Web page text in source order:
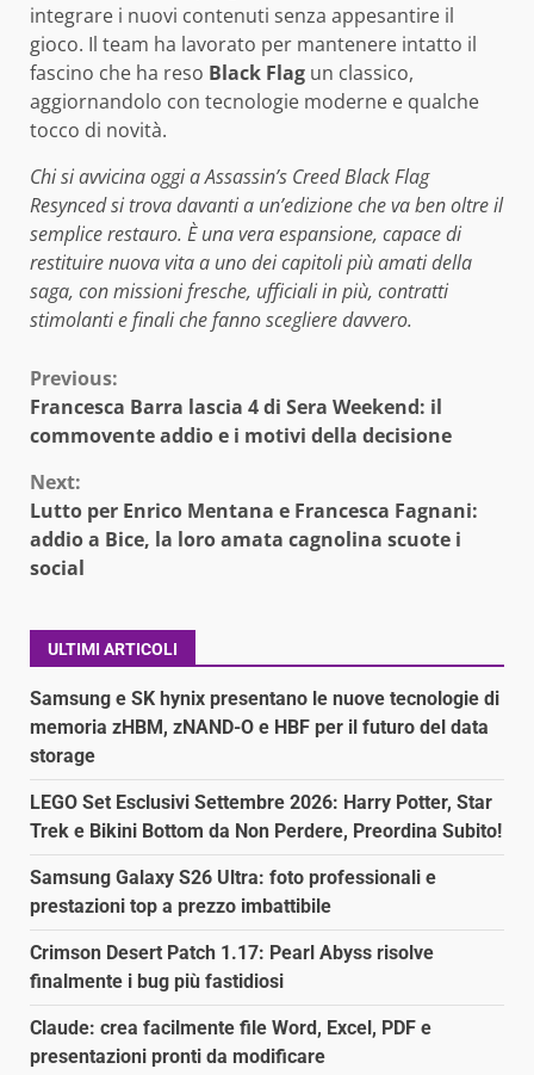
integrare i nuovi contenuti senza appesantire il
gioco. Il team ha lavorato per mantenere intatto il
fascino che ha reso Black Flag un classico,
aggiornandolo con tecnologie moderne e qualche
tocco di novità.
Chi si avvicina oggi a Assassin’s Creed Black Flag
Resynced si trova davanti a un’edizione che va ben oltre il
semplice restauro. È una vera espansione, capace di
restituire nuova vita a uno dei capitoli più amati della
saga, con missioni fresche, ufficiali in più, contratti
stimolanti e finali che fanno scegliere davvero.
Continue
Reading
Previous:
Francesca Barra lascia 4 di Sera Weekend: il
commovente addio e i motivi della decisione
Next:
Lutto per Enrico Mentana e Francesca Fagnani:
addio a Bice, la loro amata cagnolina scuote i
social
ULTIMI ARTICOLI
Samsung e SK hynix presentano le nuove tecnologie di
memoria zHBM, zNAND-O e HBF per il futuro del data
storage
LEGO Set Esclusivi Settembre 2026: Harry Potter, Star
Trek e Bikini Bottom da Non Perdere, Preordina Subito!
Samsung Galaxy S26 Ultra: foto professionali e
prestazioni top a prezzo imbattibile
Crimson Desert Patch 1.17: Pearl Abyss risolve
finalmente i bug più fastidiosi
Claude: crea facilmente file Word, Excel, PDF e
presentazioni pronti da modificare